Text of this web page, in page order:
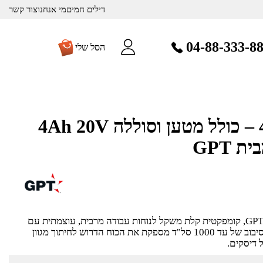
דילים חמיםמי אנחנוצור קשר
04-88-333-88 הסל שלי
משחזת זווית 4.5 – כולל מטען וסוללה 4Ah 20V
משחזת זווית 4.5 – 20V מבית GPT, קומפקטית קלת משקל לנוחות עבודה מרבית, עוצמתית עם
מתח עבודה של 20V ומהירות סיבוב של עד 1000 סל"ד מספקת את הכוח הדרוש לחיתוך מגוון
דיסקים.